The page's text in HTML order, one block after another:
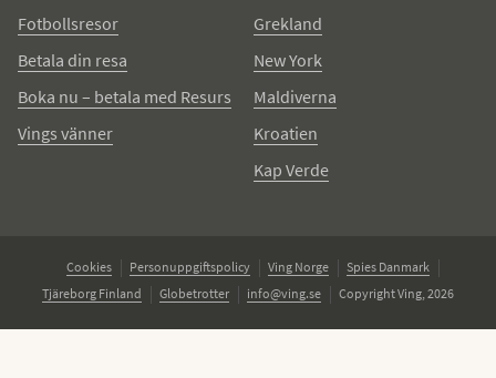
Fotbollsresor
Betala din resa
Boka nu – betala med Resurs
Vings vänner
Grekland
New York
Maldiverna
Kroatien
Kap Verde
Cookies Personuppgiftspolicy Ving Norge
Spies Danmark
Tjäreborg Finland
Globetrotter info@ving.se Copyright Ving, 2026